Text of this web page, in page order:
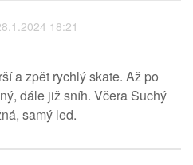
18:21
a zpět rychlý skate. Až po
dále již sníh. Včera Suchý
samý led.